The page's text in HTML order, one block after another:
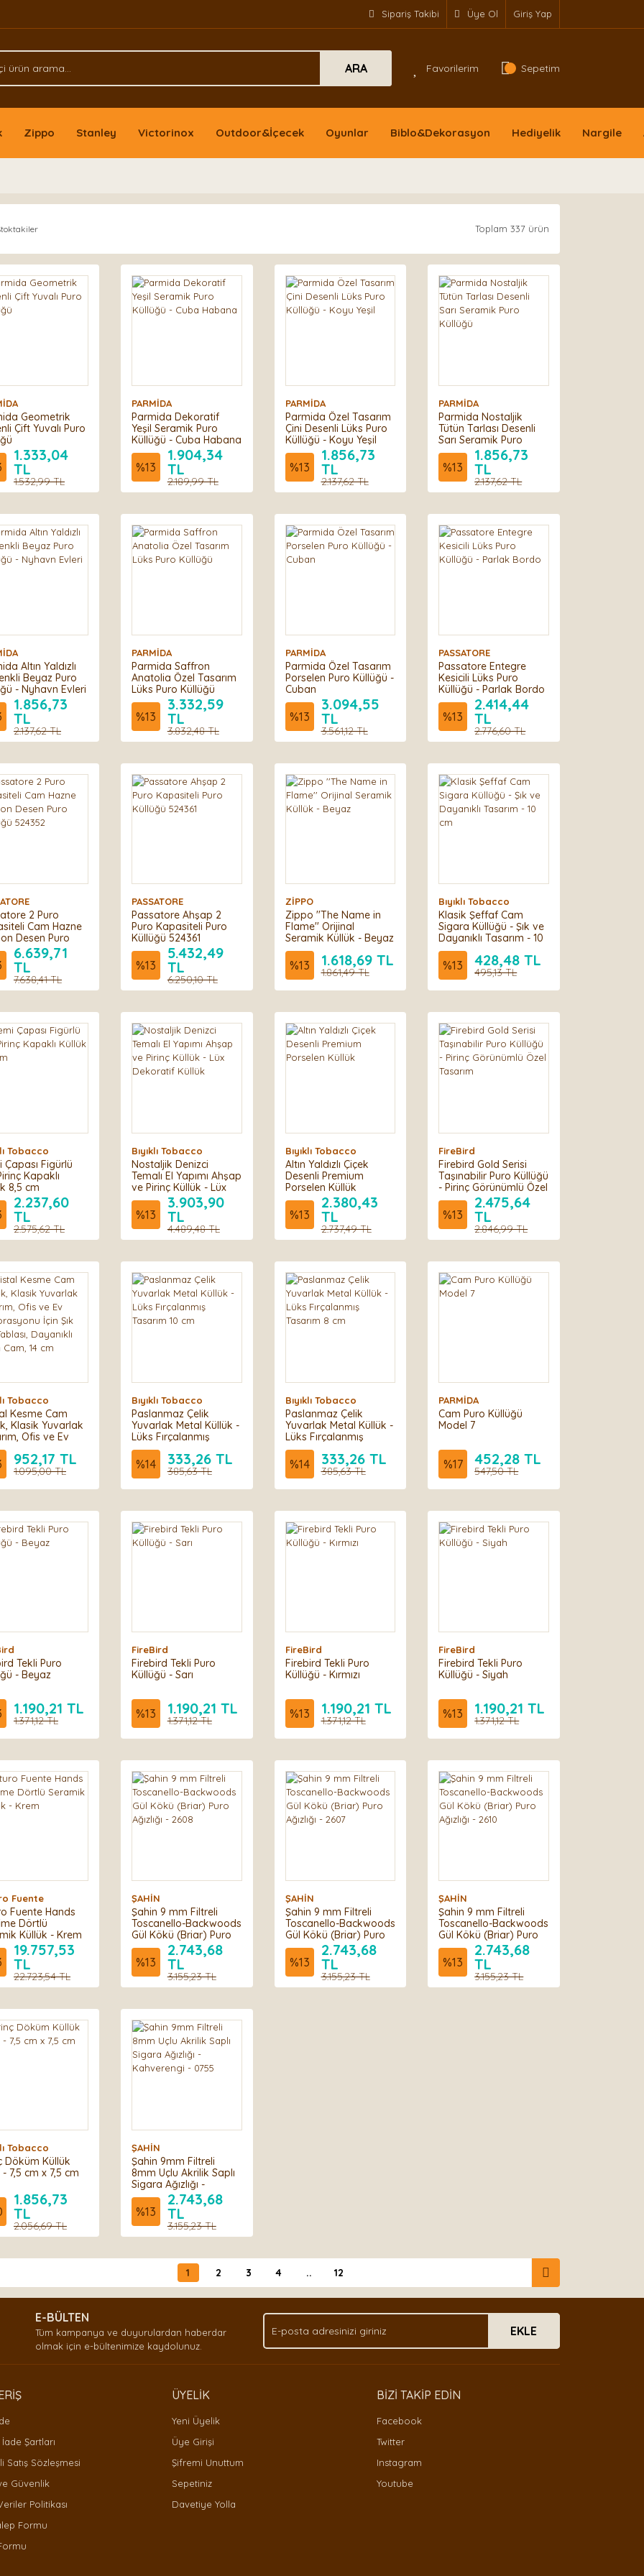
Sipariş Takibi Üye Ol Giriş Yap
ARA Favorilerim Sepetim
Zippo Stanley Victorinox Outdoor&İçecek Oyunlar Biblo&Dekorasyon Hediyelik Nargile
Toplam 337 ürün
Geometrik
Çift Yuvalı Puro
1.333,04
TL
1.532,99 TL
PARMİDA
Parmida Dekoratif
Yeşil Seramik Puro
Küllüğü - Cuba Habana
%13
1.904,34
TL
2.189,99 TL
PARMİDA
Parmida Özel Tasarım
Çini Desenli Lüks Puro
Küllüğü - Koyu Yeşil
%13
1.856,73
TL
2.137,62 TL
PARMİDA
Parmida Nostaljik
Tütün Tarlası Desenli
Sarı Seramik Puro
Küllüğü
%13
1.856,73
TL
2.137,62 TL
Altın Yaldızlı
Beyaz Puro
- Nyhavn Evleri
1.856,73
TL
2.137,62 TL
PARMİDA
Parmida Saffron
Anatolia Özel Tasarım
Lüks Puro Küllüğü
%13
3.332,59
TL
3.832,48 TL
PARMİDA
Parmida Özel Tasarım
Porselen Puro Küllüğü -
Cuban
%13
3.094,55
TL
3.561,12 TL
PASSATORE
Passatore Entegre
Kesicili Lüks Puro
Küllüğü - Parlak Bordo
%13
2.414,44
TL
2.776,60 TL
2 Puro
Cam Hazne
Desen Puro
524352
6.639,71
TL
7.638,41 TL
PASSATORE
Passatore Ahşap 2
Puro Kapasiteli Puro
Küllüğü 524361
%13
5.432,49
TL
6.250,10 TL
ZİPPO
Zippo ''The Name in
Flame'' Orijinal
Seramik Küllük - Beyaz
%13 1.618,69 TL
1.861,49 TL
Bıyıklı Tobacco
Klasik Şeffaf Cam
Sigara Küllüğü - Şık ve
Dayanıklı Tasarım - 10
cm
%13 428,48 TL
495,13 TL
Tobacco
Çapası Figürlü
Kapaklı
8,5 cm
2.237,60
TL
2.575,62 TL
Bıyıklı Tobacco
Nostaljik Denizci
Temalı El Yapımı Ahşap
ve Pirinç Küllük - Lüx
Dekoratif Küllük
%13
3.903,90
TL
4.489,48 TL
Bıyıklı Tobacco
Altın Yaldızlı Çiçek
Desenli Premium
Porselen Küllük
%13
2.380,43
TL
2.737,49 TL
FireBird
Firebird Gold Serisi
Taşınabilir Puro Küllüğü
- Pirinç Görünümlü Özel
Tasarım
%13
2.475,64
TL
2.846,99 TL
Tobacco
Kesme Cam
Klasik Yuvarlak
Ofis ve Ev
İçin Şık
Dayanıklı
Cam, 14 cm
952,17 TL
1.095,00 TL
Bıyıklı Tobacco
Paslanmaz Çelik
Yuvarlak Metal Küllük -
Lüks Fırçalanmış
Tasarım 10 cm
%14 333,26 TL
385,63 TL
Bıyıklı Tobacco
Paslanmaz Çelik
Yuvarlak Metal Küllük -
Lüks Fırçalanmış
Tasarım 8 cm
%14 333,26 TL
385,63 TL
PARMİDA
Cam Puro Küllüğü
Model 7
%17 452,28 TL
547,50 TL
Tekli Puro
- Beyaz
1.190,21 TL
1.371,12 TL
FireBird
Firebird Tekli Puro
Küllüğü - Sarı
%13 1.190,21 TL
1.371,12 TL
FireBird
Firebird Tekli Puro
Küllüğü - Kırmızı
%13 1.190,21 TL
1.371,12 TL
FireBird
Firebird Tekli Puro
Küllüğü - Siyah
%13 1.190,21 TL
1.371,12 TL
Fuente
Fuente Hands
Dörtlü
Küllük - Krem
19.757,53
TL
22.723,54 TL
ŞAHİN
Şahin 9 mm Filtreli
Toscanello-Backwoods
Gül Kökü (Briar) Puro
Ağızlığı - 2608
%13
2.743,68
TL
3.155,23 TL
ŞAHİN
Şahin 9 mm Filtreli
Toscanello-Backwoods
Gül Kökü (Briar) Puro
Ağızlığı - 2607
%13
2.743,68
TL
3.155,23 TL
ŞAHİN
Şahin 9 mm Filtreli
Toscanello-Backwoods
Gül Kökü (Briar) Puro
Ağızlığı - 2610
%13
2.743,68
TL
3.155,23 TL
Tobacco
Döküm Küllük
7,5 cm x 7,5 cm
1.856,73
TL
2.056,69 TL
ŞAHİN
Şahin 9mm Filtreli
8mm Uçlu Akrilik Saplı
Sigara Ağızlığı -
Kahverengi - 0755
%13
2.743,68
TL
3.155,23 TL
1 2 3 4 .. 12
E-BÜLTEN
Tüm kampanya ve duyurulardan haberdar
olmak için e-bültenimize kaydolunuz.
EKLE
Şartları
Satış Sözleşmesi
Güvenlik
Politikası
Formu
ÜYELİK
Yeni Üyelik
Üye Girişi
Şifremi Unuttum
Sepetiniz
Davetiye Yolla
BİZİ TAKİP EDİN
Facebook
Twitter
Instagram
Youtube